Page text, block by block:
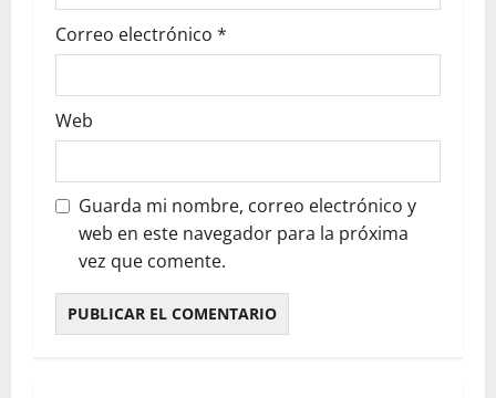
Correo electrónico *
Web
Guarda mi nombre, correo electrónico y
web en este navegador para la próxima
vez que comente.